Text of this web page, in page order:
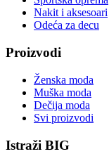
Nakit i aksesoari
Odeća za decu
Proizvodi
Ženska moda
Muška moda
Dečija moda
Svi proizvodi
Istraži BIG